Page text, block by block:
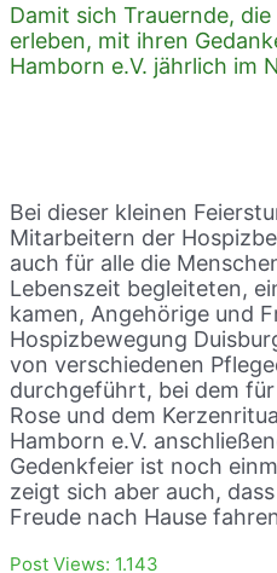
Damit sich Trauernde,
erleben, mit ihren
Hamborn e.V. jährlich im
Bei dieser kleinen
Mitarbeitern der
auch für alle die
Lebenszeit begleiteten,
kamen, Angehörige und
Hospizbewegung
von verschiedenen
durchgeführt, bei dem
Rose und dem
Hamborn e.V.
Gedenkfeier ist noch
zeigt sich aber auch,
Freude nach Hause
Post Views: 1.143